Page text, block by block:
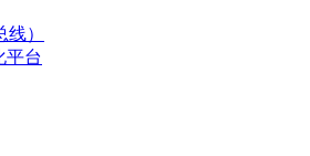
）
平台